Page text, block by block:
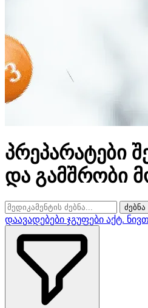
პრეპარატები
და გამშრობი
ძებნა
დაავადებები ჯგუფები აქტ.